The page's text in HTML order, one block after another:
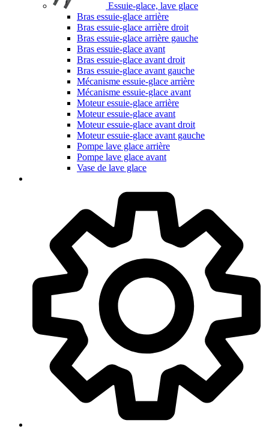
Essuie-glace, lave glace
Bras essuie-glace arrière
Bras essuie-glace arrière droit
Bras essuie-glace arrière gauche
Bras essuie-glace avant
Bras essuie-glace avant droit
Bras essuie-glace avant gauche
Mécanisme essuie-glace arrière
Mécanisme essuie-glace avant
Moteur essuie-glace arrière
Moteur essuie-glace avant
Moteur essuie-glace avant droit
Moteur essuie-glace avant gauche
Pompe lave glace arrière
Pompe lave glace avant
Vase de lave glace